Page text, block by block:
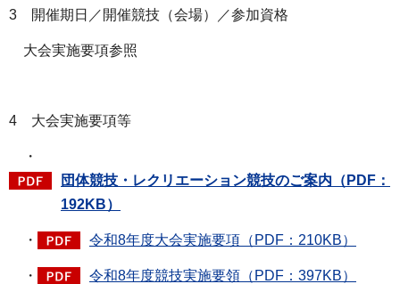
3 開催期日／開催競技（会場）／参加資格
大会実施要項参照
4 大会実施要項等
・
団体競技・レクリエーション競技のご案内（PDF：
192KB）
・ 令和8年度大会実施要項（PDF：210KB）
・ 令和8年度競技実施要領（PDF：397KB）